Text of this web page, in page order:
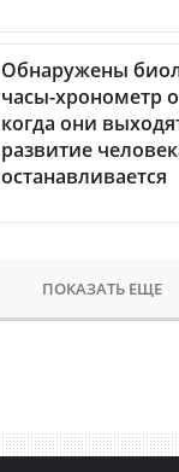
Обнаружены
часы-хронометр
когда они
развитие
останавливается
ПОКАЗАТЬ ЕЩЕ